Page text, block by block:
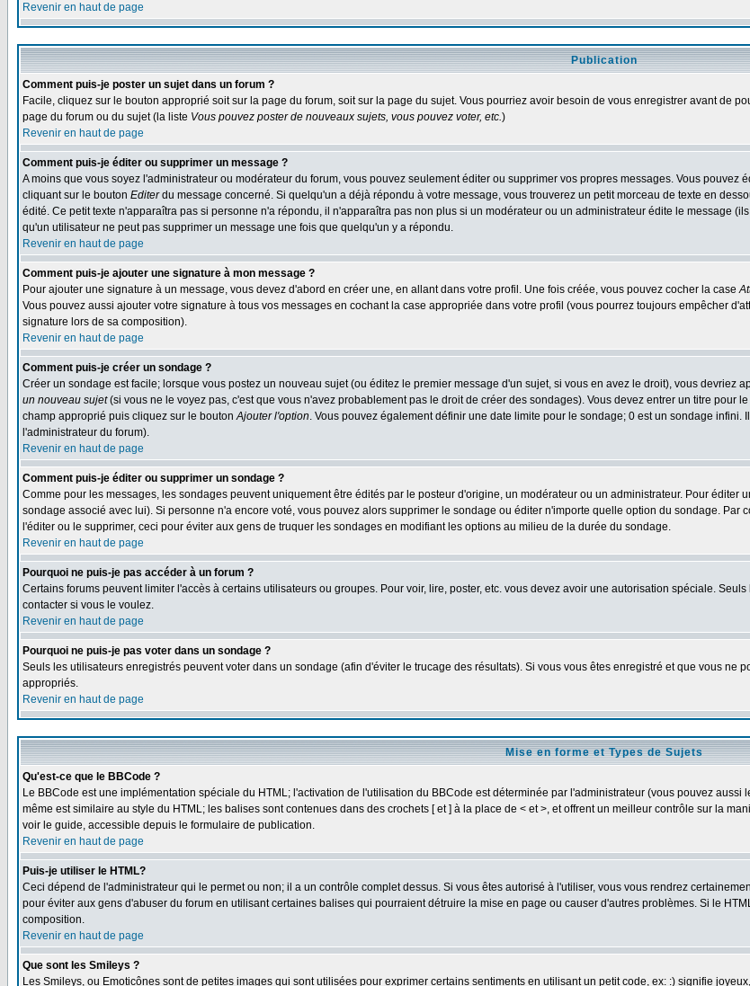
Revenir en haut de page
Publication
Comment puis-je poster un sujet dans un forum ?
Facile, cliquez sur le bouton approprié soit sur la page du forum, soit sur la page du sujet. Vous pourriez avoir besoin de vous enregistrer avant de
page du forum ou du sujet (la liste Vous pouvez poster de nouveaux sujets, vous pouvez voter, etc.)
Revenir en haut de page
Comment puis-je éditer ou supprimer un message ?
A moins que vous soyez l'administrateur ou modérateur du forum, vous pouvez seulement éditer ou supprimer vos propres messages. Vous
cliquant sur le bouton Editerdu message concerné. Si quelqu'un a déjà répondu à votre message, vous trouverez un petit morceau de texte en
édité. Ce petit texte n'apparaîtra pas si personne n'a répondu, il n'apparaîtra pas non plus si un modérateur ou un administrateur édite le message
qu'un utilisateur ne peut pas supprimer un message une fois que quelqu'un y a répondu.
Revenir en haut de page
Comment puis-je ajouter une signature à mon message ?
Pour ajouter une signature à un message, vous devez d'abord en créer une, en allant dans votre profil. Une fois créée, vous pouvez cocher la case
Vous pouvez aussi ajouter votre signature à tous vos messages en cochant la case appropriée dans votre profil (vous pourrez toujours empêcher
signature lors de sa composition).
Revenir en haut de page
Comment puis-je créer un sondage ?
Créer un sondage est facile; lorsque vous postez un nouveau sujet (ou éditez le premier message d'un sujet, si vous en avez le droit), vous devriez
un nouveau sujet(si vous ne le voyez pas, c'est que vous n'avez probablement pas le droit de créer des sondages). Vous devez entrer un titre pour
champ approprié puis cliquez sur le boutonAjouter l'option. Vous pouvez également définir une date limite pour le sondage; 0 est un sondage
l'administrateur du forum).
Revenir en haut de page
Comment puis-je éditer ou supprimer un sondage ?
Comme pour les messages, les sondages peuvent uniquement être édités par le posteur d'origine, un modérateur ou un administrateur. Pour
sondage associé avec lui). Si personne n'a encore voté, vous pouvez alors supprimer le sondage ou éditer n'importe quelle option du sondage.
l'éditer ou le supprimer, ceci pour éviter aux gens de truquer les sondages en modifiant les options au milieu de la durée du sondage.
Revenir en haut de page
Pourquoi ne puis-je pas accéder à un forum ?
Certains forums peuvent limiter l'accès à certains utilisateurs ou groupes. Pour voir, lire, poster, etc. vous devez avoir une autorisation spéciale.
contacter si vous le voulez.
Revenir en haut de page
Pourquoi ne puis-je pas voter dans un sondage ?
Seuls les utilisateurs enregistrés peuvent voter dans un sondage (afin d'éviter le trucage des résultats). Si vous vous êtes enregistré et que vous ne
appropriés.
Revenir en haut de page
Mise en forme et Types de Sujets
Qu'est-ce que le BBCode ?
Le BBCode est une implémentation spéciale du HTML; l'activation de l'utilisation du BBCode est déterminée par l'administrateur (vous pouvez
même est similaire au style du HTML; les balises sont contenues dans des crochets [ et ] à la place de < et >, et offrent un meilleur contrôle sur la
voir le guide, accessible depuis le formulaire de publication.
Revenir en haut de page
Puis-je utiliser le HTML?
Ceci dépend de l'administrateur qui le permet ou non; il a un contrôle complet dessus. Si vous êtes autorisé à l'utiliser, vous vous rendrez
pour éviter aux gens d'abuser du forum en utilisant certaines balises qui pourraient détruire la mise en page ou causer d'autres problèmes. Si le
composition.
Revenir en haut de page
Que sont les Smileys ?
Les Smileys, ou Emoticônes sont de petites images qui sont utilisées pour exprimer certains sentiments en utilisant un petit code, ex: :) signifie